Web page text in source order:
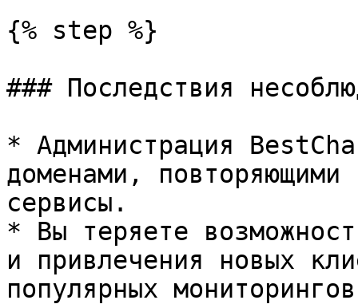
{% step %}
### Последствия
* Администрация
доменами, повторяющими
сервисы.
* Вы теряете
и привлечения новых
популярных